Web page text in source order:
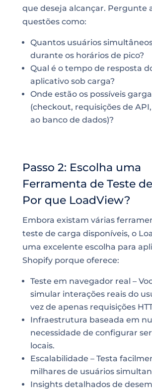
que deseja alcançar. Pergunte
questões como:
Quantos usuários
durante os horários de pico?
Qual é o tempo de resposta
aplicativo sob carga?
Onde estão os possíveis
(checkout, requisições de
ao banco de dados)?
Passo 2: Escolha uma
Ferramenta de Teste
Por que LoadView?
Embora existam várias
teste de carga disponíveis, o
uma excelente escolha para
Shopify porque oferece:
Teste em navegador real –
simular interações reais do
vez de apenas requisições
Infraestrutura baseada em
necessidade de configurar
locais.
Escalabilidade – Testa
milhares de usuários
Insights detalhados de